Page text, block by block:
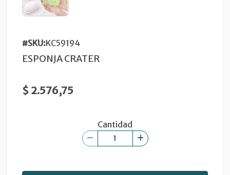
#SKU:KC59194
ESPONJA CRATER
$ 2.576,75
Cantidad